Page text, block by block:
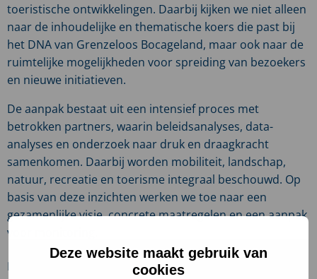
Deze website maakt gebruik van
cookies
toeristische ontwikkelingen. Daarbij kijken we niet alleen
naar de inhoudelijke en thematische koers die past bij
het DNA van Grenzeloos Bocageland, maar ook naar de
ruimtelijke mogelijkheden voor spreiding van bezoekers
en nieuwe initiatieven.
De aanpak bestaat uit een intensief proces met
betrokken partners, waarin beleidsanalyses, data-
analyses en onderzoek naar druk en draagkracht
samenkomen. Daarbij worden mobiliteit, landschap,
natuur, recreatie en toerisme integraal beschouwd. Op
basis van deze inzichten werken we toe naar een
gezamenlijke visie, concrete maatregelen en een aanpak
voor monitoring.
De kracht van samenwerking